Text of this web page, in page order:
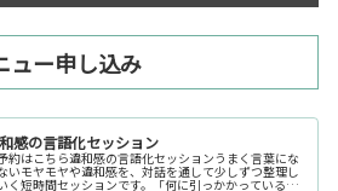
ュー申し込み
感の言語化セッション
約はこちら違和感の言語化セッションうまく言葉にな
いモヤモヤや違和感を、対話を通して少しずつ整理し
く短時間セッションです。「何に引っかかっているの